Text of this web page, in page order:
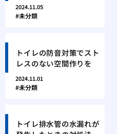
2024.11.05
未分類
トイレの防音対策でスト
レスのない空間作りを
2024.11.01
未分類
トイレ排水管の水漏れが